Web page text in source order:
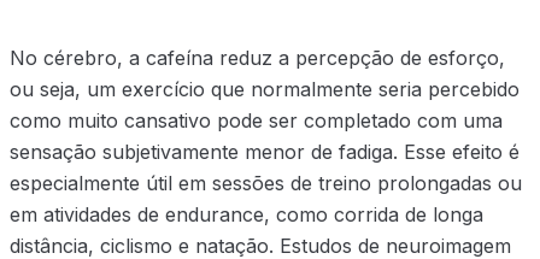
No cérebro, a cafeína reduz a percepção de esforço,
ou seja, um exercício que normalmente seria percebido
como muito cansativo pode ser completado com uma
sensação subjetivamente menor de fadiga. Esse efeito é
especialmente útil em sessões de treino prolongadas ou
em atividades de endurance, como corrida de longa
distância, ciclismo e natação. Estudos de neuroimagem